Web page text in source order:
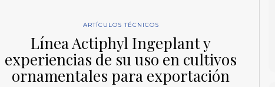
ARTÍCULOS TÉCNICOS
Línea Actiphyl Ingeplant y
experiencias de su uso en cultivos
ornamentales para exportación